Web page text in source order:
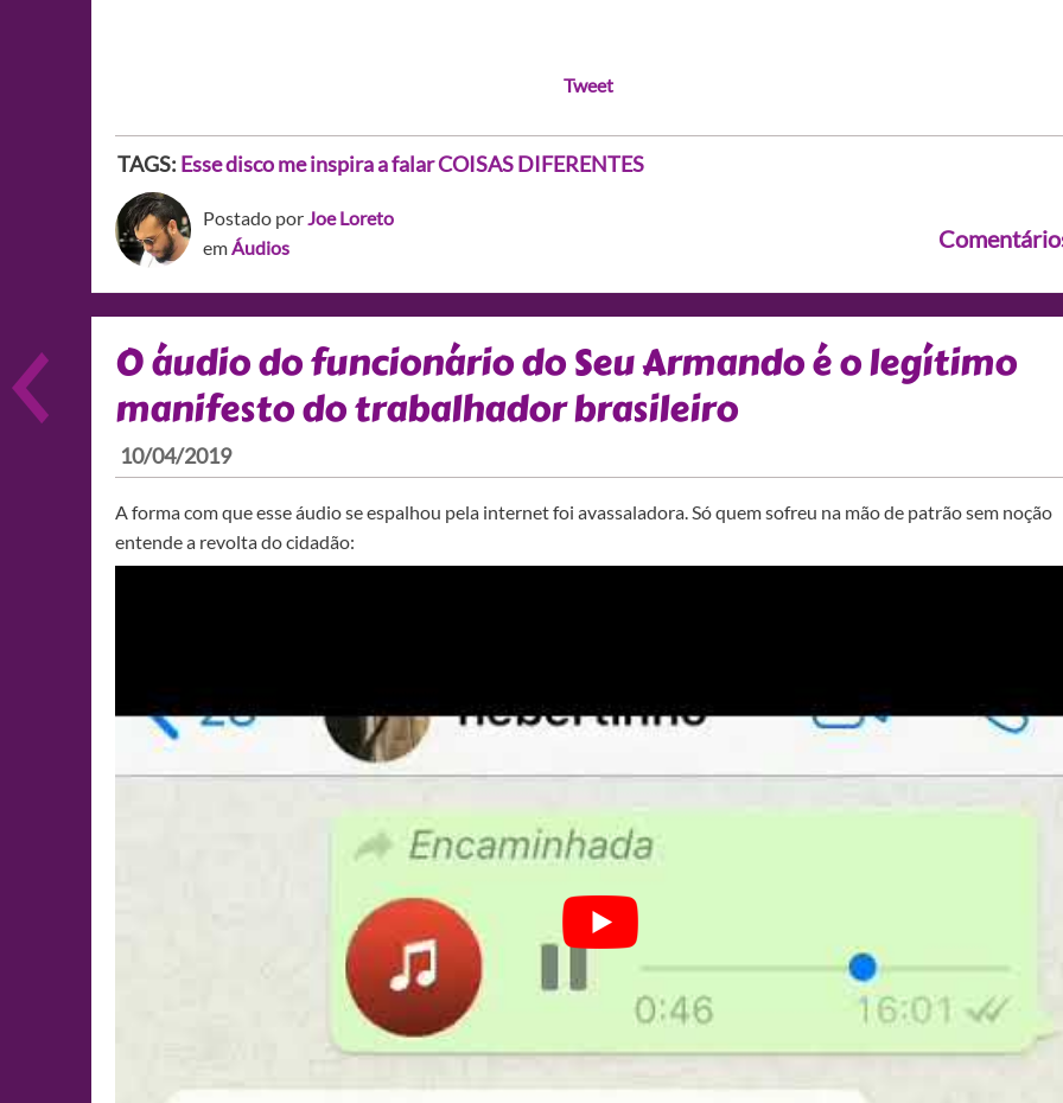
Tweet
TAGS: Esse disco me inspira a falar COISAS DIFERENTES
Postado porJoe Loreto
emÁudios
O áudio do funcionário do Seu Armando é o legítimo
manifesto do trabalhador brasileiro
10/04/2019
A forma com que esse áudio se espalhou pela internet foi avassaladora. Só quem sofreu na mão de patrão sem noção
entende a revolta do cidadão: